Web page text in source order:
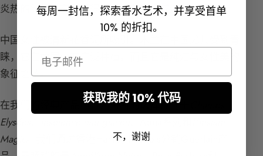
炎热的气候，在那里很难佩戴东方调或浓郁的香水。
中国女性被清新花香调所吸引。木兰在中国尤其受到青
睐，它在中国南方广泛种植，而且它是纯洁与女性美的
象征之花。
在我们的经典产品中，消费者的选择倾向于
Elysées
Magic
。我们通过香港Harvey Nichols分销Guerlain产
每周一封信，探索香水艺术，并享受首单
10% 的折扣。
Email
获取我的 10% 代码
不，谢谢